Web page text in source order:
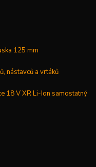
125 mm
nástavců a vrtáků
18 V XR Li-Ion samostatný